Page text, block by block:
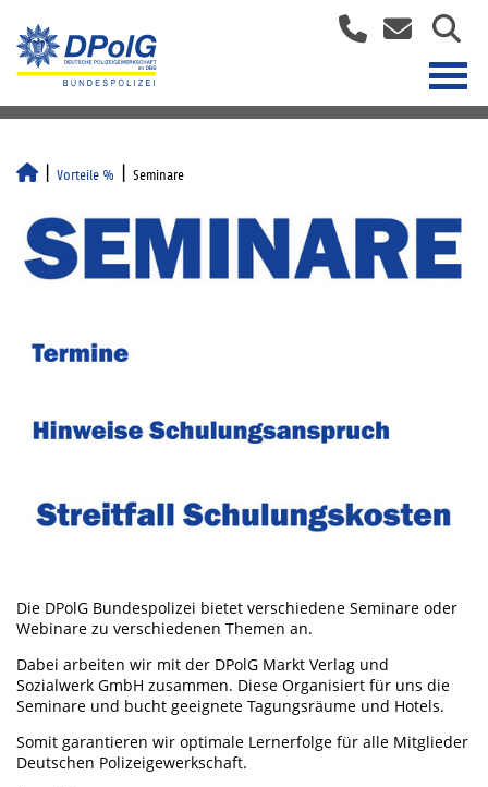
Vorteile % Seminare
Die DPolG Bundespolizei bietet verschiedene Seminare oder
Webinare zu verschiedenen Themen an.
Dabei arbeiten wir mit der DPolG Markt Verlag und
Sozialwerk GmbH zusammen. Diese Organisiert für uns die
Seminare und bucht geeignete Tagungsräume und Hotels.
Somit garantieren wir optimale Lernerfolge für alle Mitglieder
Deutschen Polizeigewerkschaft.